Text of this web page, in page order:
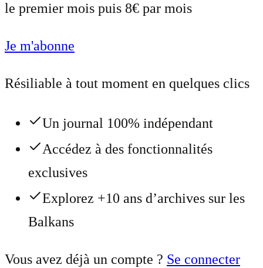
le premier mois puis 8€ par mois
Je m'abonne
Résiliable à tout moment en quelques clics
Un journal 100% indépendant
Accédez à des fonctionnalités
exclusives
Explorez +10 ans d’archives sur les
Balkans
Vous avez déjà un compte ? Se connecter